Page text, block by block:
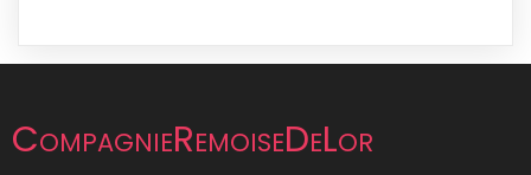
CompagnieRemoiseDeLor